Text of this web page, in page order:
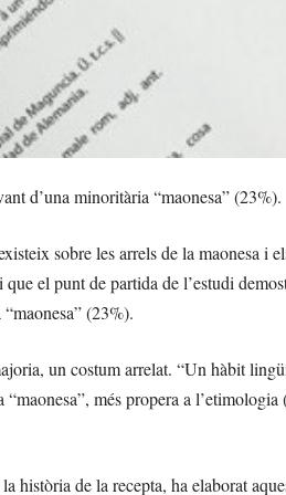
d’una minoritària “maonesa” (23%).
sobre les arrels de la maonesa i
el punt de partida de l’estudi
(23%).
un costum arrelat. “Un hàbit
més propera a
història de la recepta, ha elaborat